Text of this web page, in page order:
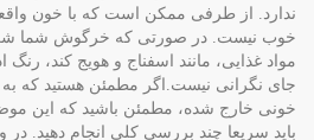
ندارد. از طرفی ممکن است که با خون
خوب نیست. در صورتی که خرگوش شما
مواد غذایی، مانند اسفناج و هویج کند، رنگ
جای نگرانی نیست.اگر مطمئن هستید که
خونی خارج شده، مطمئن باشید که این
باید سریعا چند بررسی کلی انجام دهید.